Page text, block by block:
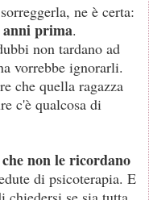
ne è certa:
anni prima.
non tardano ad
vorrebbe ignorarli.
che quella ragazza
c'è qualcosa di
non le ricordano
di psicoterapia. E